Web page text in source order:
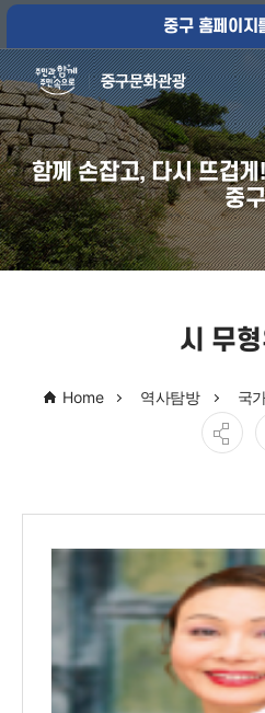
중구 홈페이지
함께 손잡고, 다시 뜨겁
중구
시 무
Home 역사탐방 국